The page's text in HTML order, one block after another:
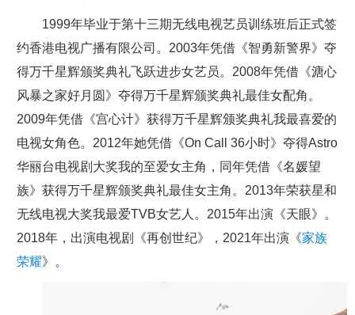
1999年毕业于第十三期无线电视艺员训练班后正式签
约香港电视广播有限公司。2003年凭借《智勇新警界》夺
得万千星辉颁奖典礼飞跃进步女艺员。2008年凭借《溏心
风暴之家好月圆》夺得万千星辉颁奖典礼最佳女配角。
2009年凭借《宫心计》获得万千星辉颁奖典礼我最喜爱的
电视女角色。2012年她凭借《On Call 36小时》夺得Astro
华丽台电视剧大奖我的至爱女主角，同年凭借《名媛望
族》获得万千星辉颁奖典礼最佳女主角。2013年荣获星和
无线电视大奖我最爱TVB女艺人。2015年出演《天眼》。
2018年，出演电视剧《再创世纪》，2021年出演《家族
荣耀》。